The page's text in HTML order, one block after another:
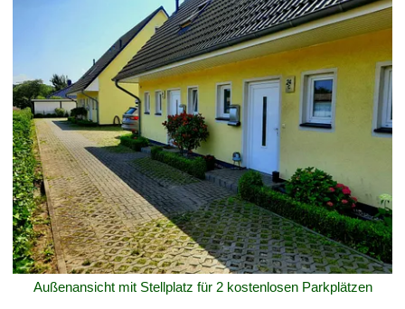
Außenansicht mit Stellplatz für 2 kostenlosen Parkplätzen